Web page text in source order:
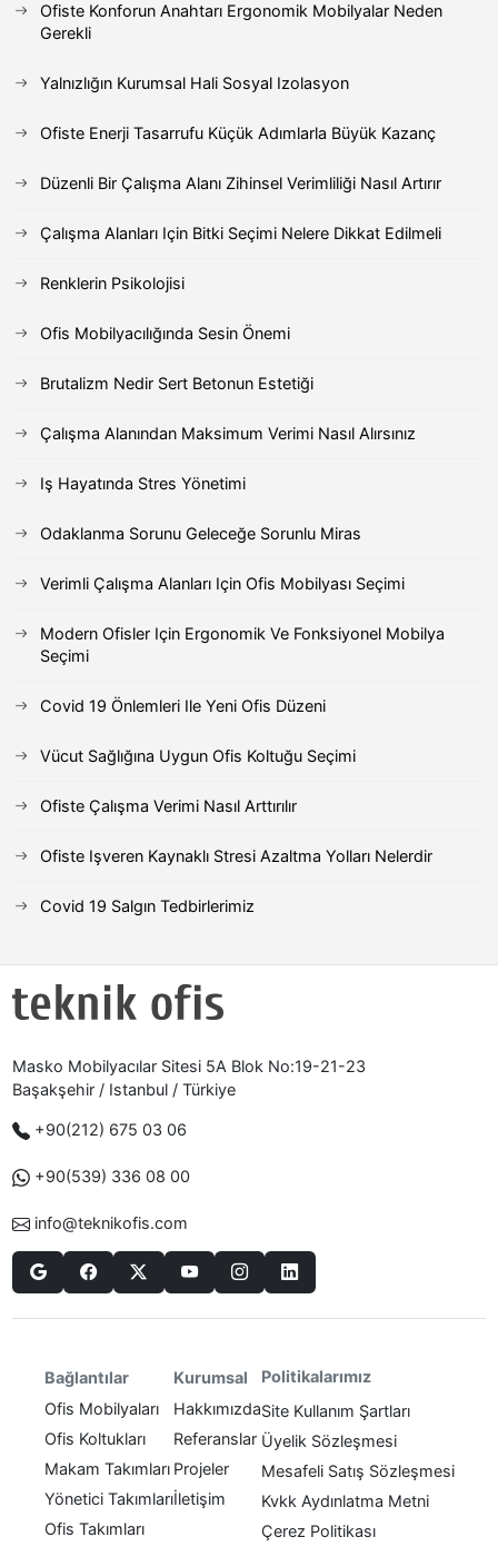
Ofiste Konforun Anahtarı Ergonomik Mobilyalar Neden
Gerekli
Yalnızlığın Kurumsal Hali Sosyal Izolasyon
Ofiste Enerji Tasarrufu Küçük Adımlarla Büyük Kazanç
Düzenli Bir Çalışma Alanı Zihinsel Verimliliği Nasıl Artırır
Çalışma Alanları Için Bitki Seçimi Nelere Dikkat Edilmeli
Renklerin Psikolojisi
Ofis Mobilyacılığında Sesin Önemi
Brutalizm Nedir Sert Betonun Estetiği
Çalışma Alanından Maksimum Verimi Nasıl Alırsınız
Iş Hayatında Stres Yönetimi
Odaklanma Sorunu Geleceğe Sorunlu Miras
Verimli Çalışma Alanları Için Ofis Mobilyası Seçimi
Modern Ofisler Için Ergonomik Ve Fonksiyonel Mobilya
Seçimi
Covid 19 Önlemleri Ile Yeni Ofis Düzeni
Vücut Sağlığına Uygun Ofis Koltuğu Seçimi
Ofiste Çalışma Verimi Nasıl Arttırılır
Ofiste Işveren Kaynaklı Stresi Azaltma Yolları Nelerdir
Covid 19 Salgın Tedbirlerimiz
Masko Mobilyacılar Sitesi 5A Blok No:19-21-23
Başakşehir / Istanbul / Türkiye
+90(212) 675 03 06
+90(539) 336 08 00
info@teknikofis.com
Bağlantılar
Ofis Mobilyaları
Ofis Koltukları
Makam Takımları
Yönetici Takımları
Ofis Takımları
Kurumsal
Hakkımızda
Referanslar
Projeler
İletişim
Politikalarımız
Site Kullanım Şartları
Üyelik Sözleşmesi
Mesafeli Satış Sözleşmesi
Kvkk Aydınlatma Metni
Çerez Politikası